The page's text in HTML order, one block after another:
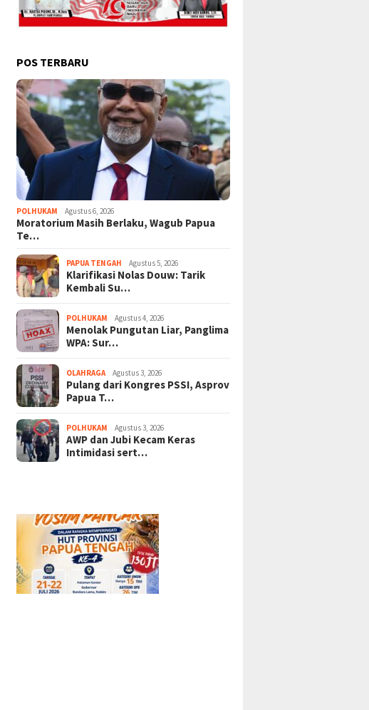
POS TERBARU
POLHUKAM Agustus 6, 2026
Moratorium Masih Berlaku, Wagub Papua
Te…
PAPUA TENGAH Agustus 5, 2026
Klarifikasi Nolas Douw: Tarik
Kembali Su…
POLHUKAM Agustus 4, 2026
Menolak Pungutan Liar, Panglima
WPA: Sur…
OLAHRAGA Agustus 3, 2026
Pulang dari Kongres PSSI, Asprov
Papua T…
POLHUKAM Agustus 3, 2026
AWP dan Jubi Kecam Keras
Intimidasi sert…